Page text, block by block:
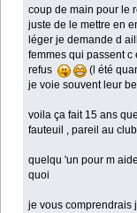
coup de main pour le
juste de le mettre en
léger je demande d
femmes qui passent
refus
(l été
je voie souvent leur
voila ça fait 15 ans
fauteuil , pareil au
quelqu 'un pour m
quoi
je vous comprendrais